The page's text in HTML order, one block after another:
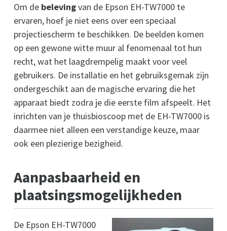
Om de belevingvan de Epson EH-TW7000 te
ervaren, hoef je niet eens over een speciaal
projectiescherm te beschikken. De beelden komen
op een gewone witte muur al fenomenaal tot hun
recht, wat het laagdrempelig maakt voor veel
gebruikers. De installatie en het gebruiksgemak zijn
ondergeschikt aan de magische ervaring die het
apparaat biedt zodra je die eerste film afspeelt. Het
inrichten van je thuisbioscoop met de EH-TW7000 is
daarmee niet alleen een verstandige keuze, maar
ook een plezierige bezigheid.
Aanpasbaarheid en
plaatsingsmogelijkheden
De Epson EH-TW7000